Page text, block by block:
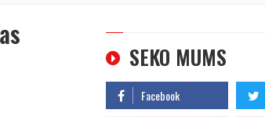
SEKO MUMS